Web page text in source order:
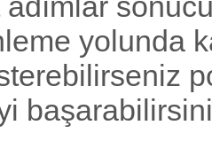
yolunda